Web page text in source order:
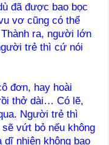
đã được bao bọc
vơ cũng có thể
ra, người lớn
trẻ thì cứ nói
đơn, hay hoài
thở dài… Có lẽ,
Người trẻ thì
vứt bỏ nếu không
nhiên không bao